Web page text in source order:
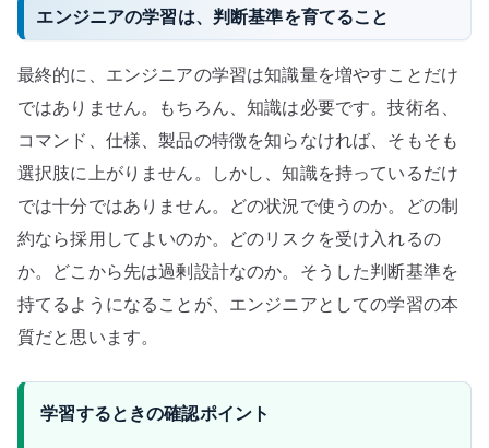
エンジニアの学習は、判断基準を育てること
最終的に、エンジニアの学習は知識量を増やすことだけ
ではありません。もちろん、知識は必要です。技術名、
コマンド、仕様、製品の特徴を知らなければ、そもそも
選択肢に上がりません。しかし、知識を持っているだけ
では十分ではありません。どの状況で使うのか。どの制
約なら採用してよいのか。どのリスクを受け入れるの
か。どこから先は過剰設計なのか。そうした判断基準を
持てるようになることが、エンジニアとしての学習の本
質だと思います。
学習するときの確認ポイント